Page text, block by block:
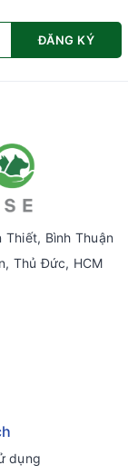
ĐĂNG KÝ
Thiết, Bình Thuận
Thủ Đức, HCM
dụng